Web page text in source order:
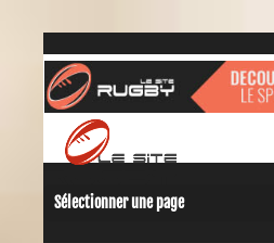
Sélectionner une page